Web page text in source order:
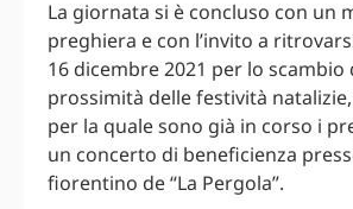
La giornata si è concluso con un
preghiera e con l’invito a
16 dicembre 2021 per lo
prossimità delle festività
per la quale sono già in corso i
un concerto di beneficienza
fiorentino de “La Pergola”.